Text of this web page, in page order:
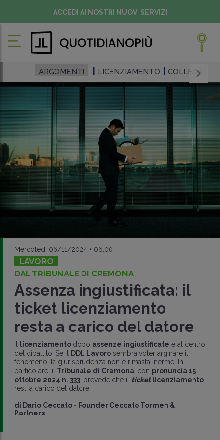
ACCEDI AI NOSTRI NUOVI SERVIZI
ARGOMENTI LICENZIAMENTO COLLEGATO
Mercoledì 06/11/2024 • 06:00
LAVORO
DAL TRIBUNALE DI CREMONA
Assenza ingiustificata: il
ticket licenziamento
resta a carico del datore
Il licenziamento dopo assenze ingiustificate è al centro
del dibattito. Se il DDL Lavorosembra voler arginare il
fenomeno, la giurisprudenza non è rimasta inerme. In
particolare, il Tribunale di Cremona, con pronuncia 15
ottobre 2024 n. 333, prevede che il ticketlicenziamento
resti a carico del datore.
di Dario Ceccato - Founder Ceccato Tormen &
Partners